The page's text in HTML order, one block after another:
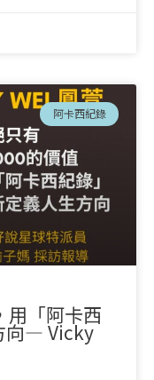
阿卡西紀錄
用「阿卡西
向— Vicky